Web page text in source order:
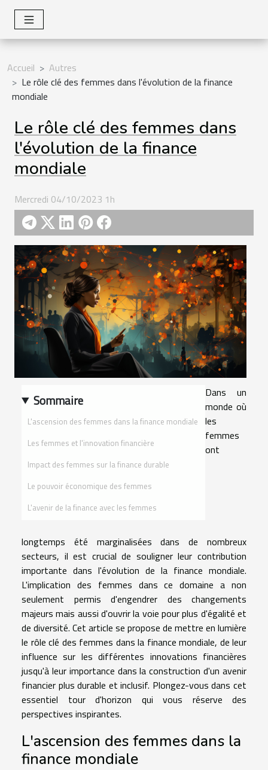
Accueil
Autres
Le rôle clé des femmes dans l'évolution de la finance
mondiale
Le rôle clé des femmes dans
l'évolution de la finance
mondiale
Mercredi 04/10/2023 1h
Sommaire
L'ascension des femmes dans la finance mondiale
Les femmes et l'innovation financière
Impact des femmes sur la finance durable
Le pouvoir économique des femmes
L'avenir de la finance avec les femmes
Dans un
monde où
les
femmes
ont
longtemps été marginalisées dans de nombreux
secteurs, il est crucial de souligner leur contribution
importante dans l'évolution de la finance mondiale.
L'implication des femmes dans ce domaine a non
seulement permis d'engendrer des changements
majeurs mais aussi d'ouvrir la voie pour plus d'égalité et
de diversité. Cet article se propose de mettre en lumière
le rôle clé des femmes dans la finance mondiale, de leur
influence sur les différentes innovations financières
jusqu'à leur importance dans la construction d'un avenir
financier plus durable et inclusif. Plongez-vous dans cet
essentiel tour d'horizon qui vous réserve des
perspectives inspirantes.
L'ascension des femmes dans la
finance mondiale